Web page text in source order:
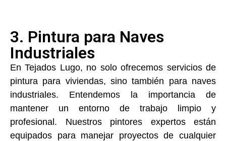
3. Pintura para Naves
Industriales
En Tejados Lugo, no solo ofrecemos servicios de
pintura para viviendas, sino también para naves
industriales. Entendemos la importancia de
mantener un entorno de trabajo limpio y
profesional. Nuestros pintores expertos están
equipados para manejar proyectos de cualquier